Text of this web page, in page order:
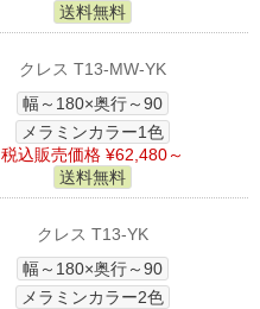
送料無料
クレス T13-MW-YK
幅～180×奥行～90
メラミンカラー1色
税込販売価格 ¥62,480～
送料無料
クレス T13-YK
幅～180×奥行～90
メラミンカラー2色